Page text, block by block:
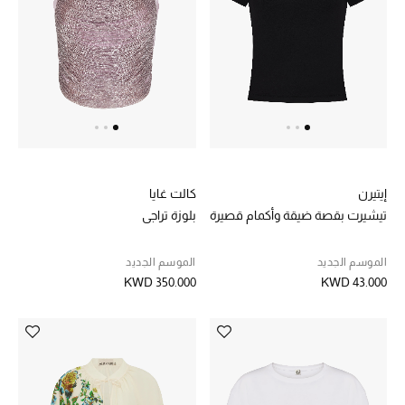
الشراشف
الشموع والعطور المنزلية
مستلزمات المنزل
تسوقوا للمنزل
أبرز المصممين
إيتيرن
تيشيرت بقصة ضيقة وأكمام قصيرة
الموسم الجديد
KWD 43.000
كالت غايا
بلوزة تراجي
الموسم الجديد
KWD 350.000